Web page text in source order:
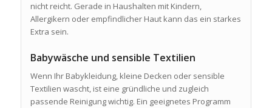
nicht reicht. Gerade in Haushalten mit Kindern,
Allergikern oder empfindlicher Haut kann das ein starkes
Extra sein.
Babywäsche und sensible Textilien
Wenn Ihr Babykleidung, kleine Decken oder sensible
Textilien wascht, ist eine gründliche und zugleich
passende Reinigung wichtig. Ein geeignetes Programm